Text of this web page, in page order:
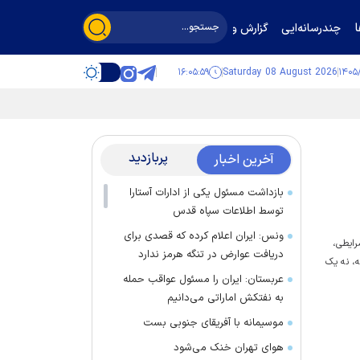
چندرسانه‌ایی گزارش و گفت‌وگو
Saturday 08 August 2026 ۱۶:۰۵:۵۹
نه یک
آخرین اخبار پربازدید
بازداشت مسئول یکی از ادارات آستارا
توسط اطلاعات سپاه قدس
ونس: ایران اعلام کرده که قصدی برای
دریافت عوارض در تنگه هرمز ندارد
عربستان: ایران را مسئول عواقب حمله
به نفتکش اماراتی می‌دانیم
موسیمانه با آفریقای جنوبی بست
هوای تهران خنک می‌شود